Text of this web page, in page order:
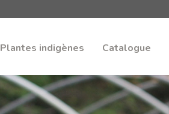
Plantes indigènes Catalogue